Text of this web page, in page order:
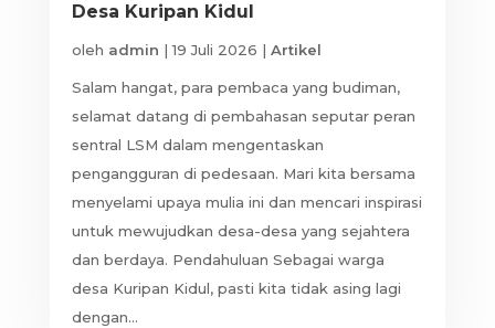
Desa Kuripan Kidul
oleh admin |19 Juli 2026 | Artikel
Salam hangat, para pembaca yang budiman,
selamat datang di pembahasan seputar peran
sentral LSM dalam mengentaskan
pengangguran di pedesaan. Mari kita bersama
menyelami upaya mulia ini dan mencari inspirasi
untuk mewujudkan desa-desa yang sejahtera
dan berdaya. Pendahuluan Sebagai warga
desa Kuripan Kidul, pasti kita tidak asing lagi
dengan...